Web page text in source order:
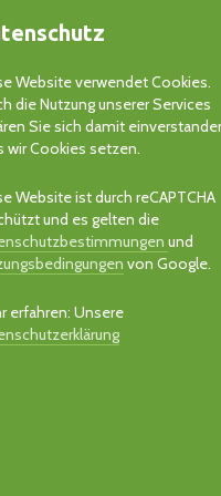
Website verwendet Cookies.
die Nutzung unserer Services
Sie sich damit
wir Cookies setzen.
Website ist durch reCAPTCHA
und es gelten die
und
von Google.
erfahren: Unsere